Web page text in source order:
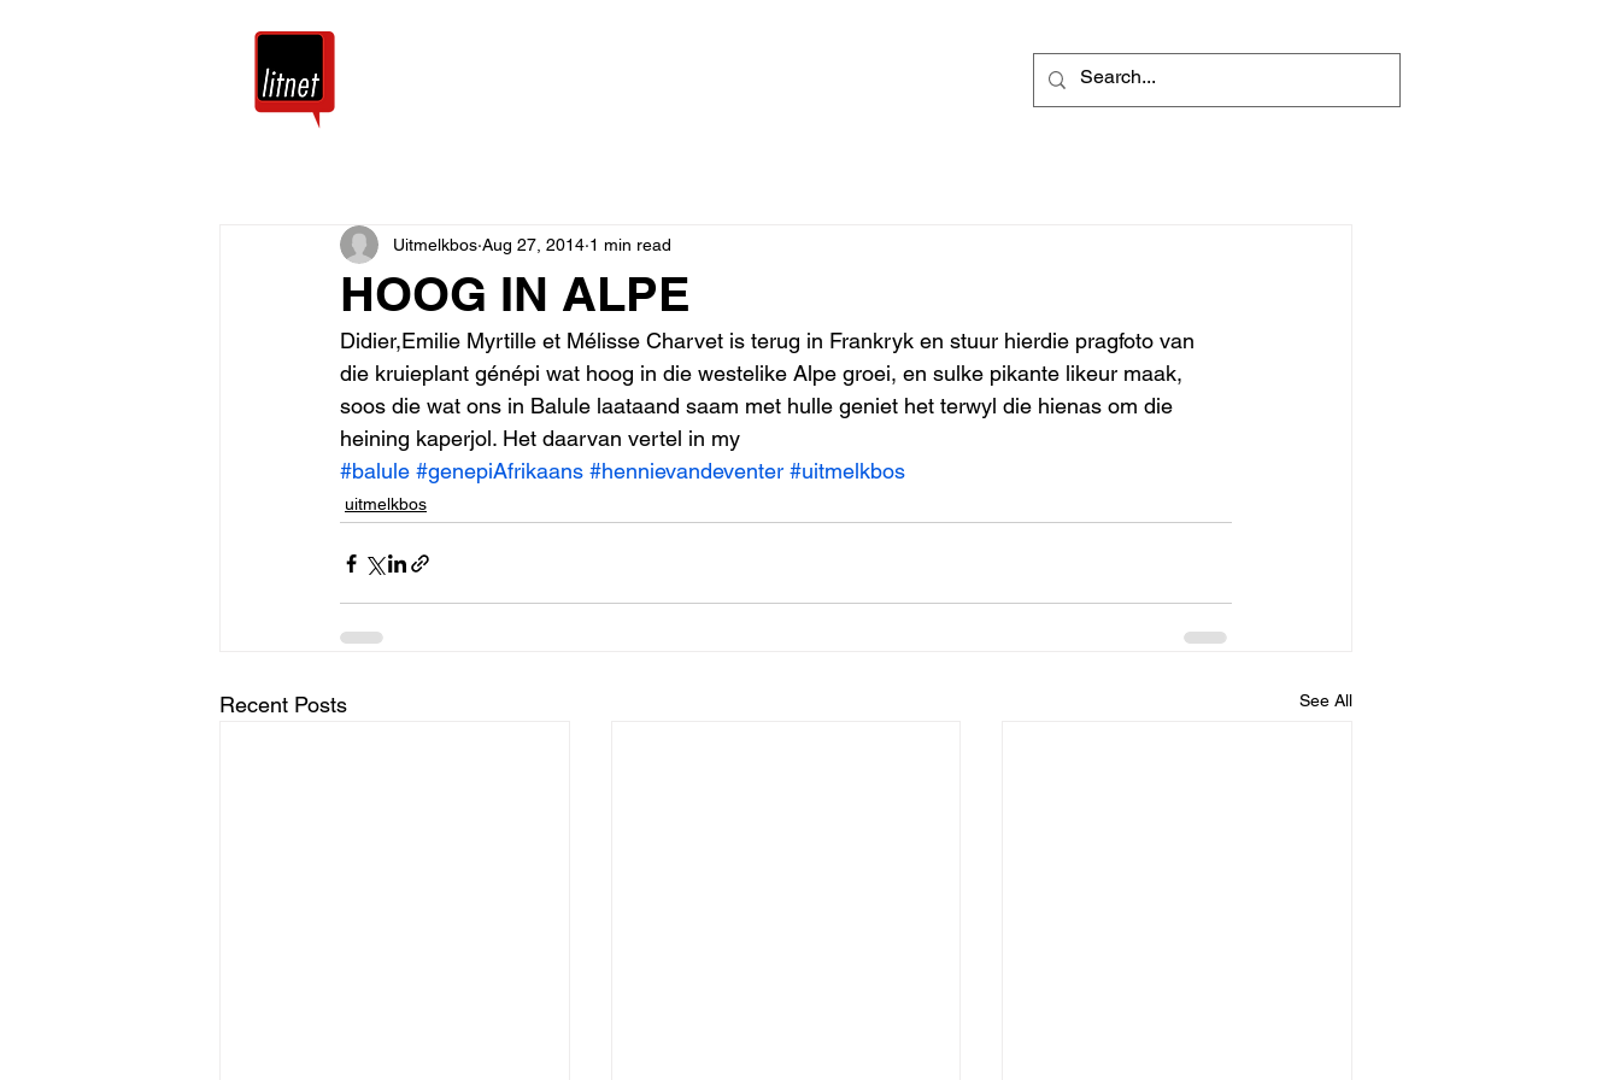
HOOG IN ALPE
Uitmelkbos Aug 27, 2014 1 min read
Didier,Emilie Myrtille et Mélisse Charvet is terug in Frankryk en stuur hierdie pragfoto van
die kruieplant génépi wat hoog in die westelike Alpe groei, en sulke pikante likeur maak,
soos die wat ons in Balule laataand saam met hulle geniet het terwyl die hienas om die
heining kaperjol. Het daarvan vertel in my
#balule #genepiAfrikaans #hennievandeventer #uitmelkbos
uitmelkbos
Recent Posts See All